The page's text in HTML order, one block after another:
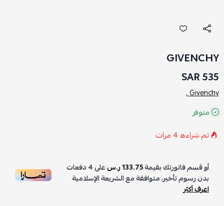
GIVENCHY
535 SAR
Givenchy ,
متوفر
تم شراءه4 مرات
أو قسم فاتورتك بقيمة133.75 ر.س على4دفعات
بدون رسوم تأخير، متوافقة مع الشريعة الإسلامية
اعرف أكثر